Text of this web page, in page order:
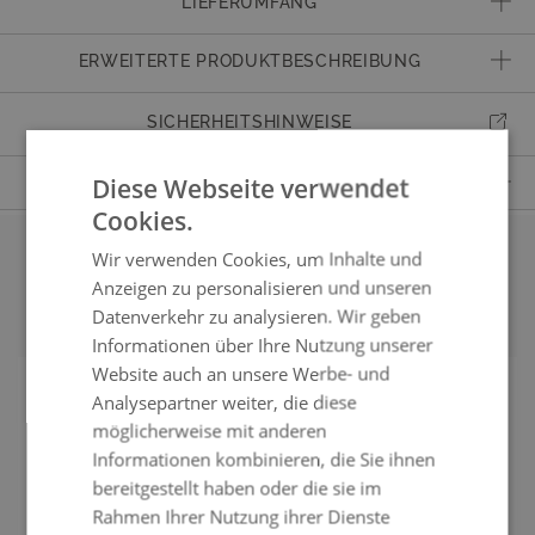
ERWEITERTE PRODUKTBESCHREIBUNG
Eigenschaften
Traglast bis zu 120 kg pro Sitzplatz, wetterbeständig,
Edelstahl-Optik
Material Polyrattan
Montage Montage nicht erforderlich
Lieferumfang inkl. Verbindungsklammern
Sitzplätze bis zu 2
Obermaterial
Hochwertiges Polyrattan, 12 mm breit, angeraut,
einfarbig, durchgefärbt
SICHERHEITSHINWEISE
FRAGEN ZUM PRODUKT
Haben Sie Fragen zum Produkt?
Unsere geschulten Mitarbeiter werden alle Ihre Fragen gern beantworten.
+41800564527
service@living-zone.ch
Mo–Fr, 10–17 Uhr
+41800564527
Passendes Zubehör
Diese Webseite verwendet
Cookies.
Wir verwenden Cookies, um Inhalte und
Anzeigen zu personalisieren und unseren
Datenverkehr zu analysieren. Wir geben
Informationen über Ihre Nutzung unserer
Website auch an unsere Werbe- und
Analysepartner weiter, die diese
möglicherweise mit anderen
Informationen kombinieren, die Sie ihnen
bereitgestellt haben oder die sie im
Rahmen Ihrer Nutzung ihrer Dienste